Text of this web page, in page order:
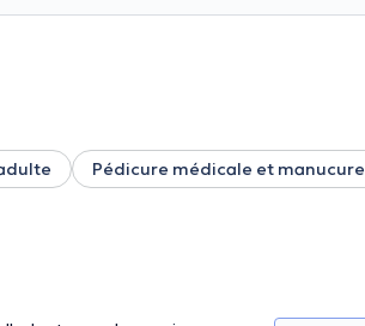
Pédicure médicale et manucure